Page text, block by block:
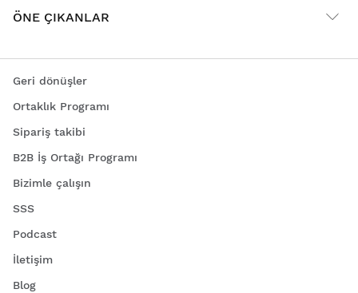
ÖNE ÇIKANLAR
Geri dönüşler
Ortaklık Programı
Sipariş takibi
B2B İş Ortağı Programı
Bizimle çalışın
SSS
Podcast
İletişim
Blog